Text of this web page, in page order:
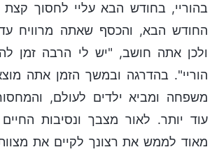
בהוריי, בחודש הבא עליי לחסוך קצת
החודש הבא, והכסף שאתה מרוויח
ולכן אתה חושב, "יש לי הרבה זמן
הוריי". בהדרגה ובמשך הזמן אתה
משפחה ומביא ילדים לעולם,
עוד יותר. לאור מצבך ונסיבות
מאוד לממש את רצונך לקיים את